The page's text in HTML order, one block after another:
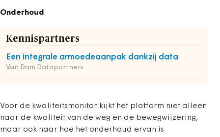
Onderhoud
Kennispartners
Een integrale armoedeaanpak dankzij data
Van Dam Datapartners
Voor de kwaliteitsmonitor kijkt het platform niet alleen
naar de kwaliteit van de weg en de bewegwijzering,
maar ook naar hoe het onderhoud ervan is